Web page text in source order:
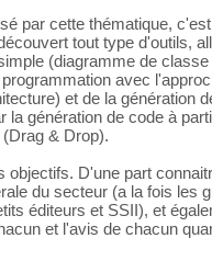
par cette thématique,
tout type d'outils,
(diagramme de
avec
et de la génération
la génération de code à
& Drop).
objectifs. D'une part
du secteur (a la fois les
éditeurs et SSII), et
et l'avis de chacun